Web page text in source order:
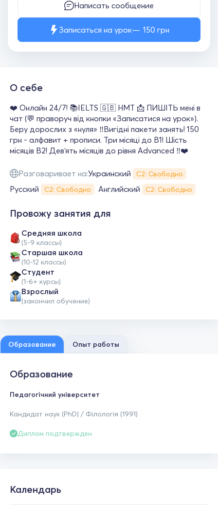
Написать сообщение
Записаться на урок 150 грн
О себе
❤️ Онлайн 24/7! 📚IELTS 🇬🇧 НМТ 📩 ПИШІТЬ мені в
чат (💬 праворуч від кнопки «Записатися на урок»).
Беру дорослих з «нуля» ‼️Вигідні пакети занять! 150
грн - алфавит + прописи. Три місяці до В1! Шість
місяців В2! Девʼять місяців до рівня Advanced ‼️❤️
Разговаривает на:Украинский С2: Свободно
Русский С2: Свободно Английский С2: Свободно
Провожу занятия для
Средняя школа
(5-9 классы)
Cтаршая школа
(10-12 классы)
Студент
(1-6+ курсы)
Взрослый
(закончил обучение)
Образование Опыт работы
Образование
Педагогічний університет
Кандидат наук (PhD) / Філологія (1991)
Диплом подтвержден
Календарь